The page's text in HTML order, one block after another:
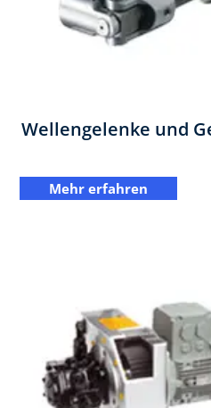
Wellengelenke und
Mehr erfahren